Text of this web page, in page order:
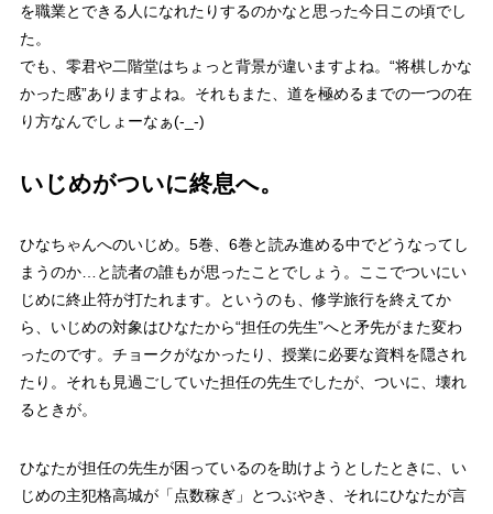
を職業とできる人になれたりするのかなと思った今日この頃でし
た。
でも、零君や二階堂はちょっと背景が違いますよね。 “将棋しかな
かった感”ありますよね。それもまた、道を極めるまでの一つの在
り方なんでしょーなぁ(-_-)
いじめがついに終息へ。
ひなちゃんへのいじめ。5巻、6巻と読み進める中でどうなってし
まうのか…と読者の誰もが思ったことでしょう。ここでついにい
じめに終止符が打たれます。というのも、修学旅行を終えてか
ら、いじめの対象はひなたから“担任の先生”へと矛先がまた変わ
ったのです。チョークがなかったり、授業に必要な資料を隠され
たり。それも見過ごしていた担任の先生でしたが、ついに、壊れ
るときが。
ひなたが担任の先生が困っているのを助けようとしたときに、い
じめの主犯格高城が「点数稼ぎ」とつぶやき、それにひなたが言